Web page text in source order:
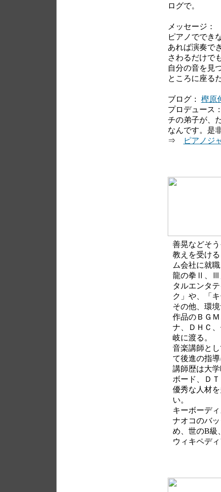
ログで。
メッセージ：
ピアノででき
あれば演奏で
さわるだけで
自分の音を見
ところに座る
ブログ： 樫原
プロデュース
チの弟子が、
なんです。是
⇒
ピアノジ
善晃などそ
教えを受け
ム会社に就
龍の拳Ⅱ、Ⅲ
タルエンタ
ク」や、「
その他、環
作品のＢＧ
ナ、ＤＨＣ
岐に渡る。
音楽講師と
て後進の指
講師歴は大
ボード、Ｄ
優秀な人材
い。
キーボーデ
ナオコのバ
め、世のB級
ウィキペデ